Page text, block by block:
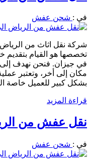
في : شحن عفش
شركة نقل اثاث من
تخصصها هو القيام بتقديم
في جيزان. فنحن نهدف
مكان إلى أخر، وتعتبر
بشكل كبير للعميل خاصة
قراءة المزيد
نقل عفش من
في : شحن عفش